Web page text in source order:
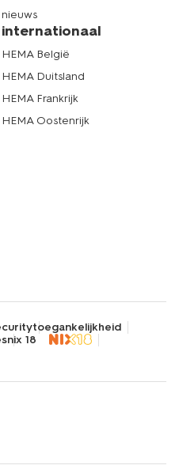
nieuws
internationaal
HEMA België
HEMA Duitsland
HEMA Frankrijk
HEMA Oostenrijk
toegankelijkheid
nix 18